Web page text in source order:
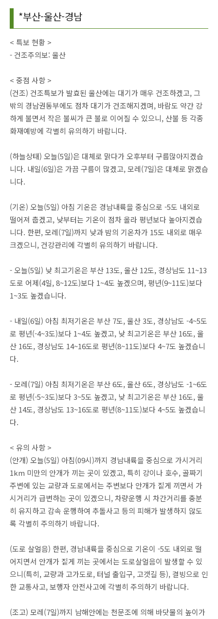
*부산-울산-경남
< 특보 현황 >
- 건조주의보: 울산
< 중점 사항 >
(건조) 건조특보가 발효된 울산에는 대기가 매우 건조하겠고, 그
밖의 경남권동부에도 점차 대기가 건조해지겠며, 바람도 약간 강
하게 불면서 작은 불씨가 큰 불로 이어질 수 있으니, 산불 등 각종
화재예방에 각별히 유의하기 바랍니다.
(하늘상태) 오늘(5일)은 대체로 맑다가 오후부터 구름많아지겠습
니다. 내일(6일)은 가끔 구름이 많겠고, 모레(7일)은 대체로 맑겠습
니다.
(기온) 오늘(5일) 아침 기온은 경남내륙을 중심으로 -5도 내외로
떨어져 춥겠고, 낮부터는 기온이 점차 올라 평년보다 높아지겠습
니다. 한편, 모레(7일)까지 낮과 밤의 기온차가 15도 내외로 매우
크겠으니, 건강관리에 각별히 유의하기 바랍니다.
- 오늘(5일) 낮 최고기온은 부산 13도, 울산 12도, 경상남도 11~13
도로 어제(4일, 8~12도)보다 1~4도 높겠으며, 평년(9~11도)보다
1~3도 높겠습니다.
- 내일(6일) 아침 최저기온은 부산 7도, 울산 3도, 경상남도 -4~5도
로 평년(-4~3도)보다 1~4도 높겠고, 낮 최고기온은 부산 16도, 울
산 16도, 경상남도 14~16도로 평년(8~11도)보다 4~7도 높겠습니
다.
- 모레(7일) 아침 최저기온은 부산 6도, 울산 6도, 경상남도 -1~6도
로 평년(-5~3도)보다 3~5도 높겠고, 낮 최고기온은 부산 16도, 울
산 14도, 경상남도 13~16도로 평년(8~11도)보다 4~5도 높겠습니
다.
< 유의 사항 >
(안개) 오늘(5일) 아침(09시)까지 경남내륙을 중심으로 가시거리
1km 미만의 안개가 끼는 곳이 있겠고, 특히 강이나 호수, 골짜기
주변에 있는 교량과 도로에서는 주변보다 안개가 짙게 끼면서 가
시거리가 급변하는 곳이 있겠으니, 차량운행 시 차간거리를 충분
히 유지하고 감속 운행하여 추돌사고 등의 피해가 발생하지 않도
록 각별히 주의하기 바랍니다.
(도로 살얼음) 한편, 경남내륙을 중심으로 기온이 -5도 내외로 떨
어지면서 안개가 짙게 끼는 곳에서는 도로살얼음이 발생할 수 있
으니(특히, 교량과 고가도로, 터널 출입구, 고갯길 등), 결빙으로 인
한 교통사고, 보행자 안전사고에 각별히 주의하기 바랍니다.
(조고) 모레(7일)까지 남해안에는 천문조에 의해 바닷물의 높이가